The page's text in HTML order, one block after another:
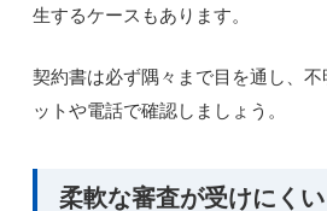
生するケースもあります。
契約書は必ず隅々まで目を通し、
ットや電話で確認しましょう。
柔軟な審査が受けにくい